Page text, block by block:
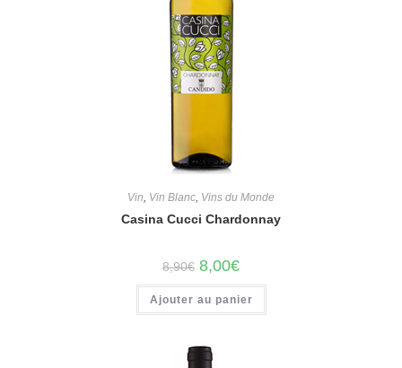
Vin Vin Blanc Vins du Monde
Casina Cucci Chardonnay
8,90€ Le
prix
initial
était :
8,90€.
8,00€Le
actuel
est :
8,00€.
Ajouter au panier